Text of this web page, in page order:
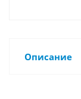
Описание